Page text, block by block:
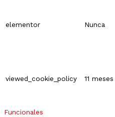
elementor Nunca
viewed_cookie_policy 11 meses
Funcionales